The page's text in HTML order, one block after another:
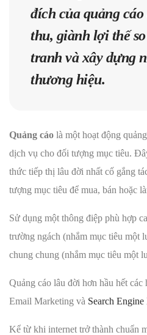
đích của quảng
thu, giành lợi thế
tranh và xây dựng
thương hiệu.
Quảng cáo là một hoạt động
dịch vụ cho đối tượng mục tiêu.
thức tiếp thị lâu đời nhất cố gắng
tượng mục tiêu để mua, bán hoặc
Sử dụng một thông điệp phù hợp
trường ngách (nhắm mục tiêu một
chung chung (nhắm mục tiêu một
Quảng cáo lâu đời hơn hầu hết
Email Marketing và Search
Kể từ khi internet trở thành chuẩn